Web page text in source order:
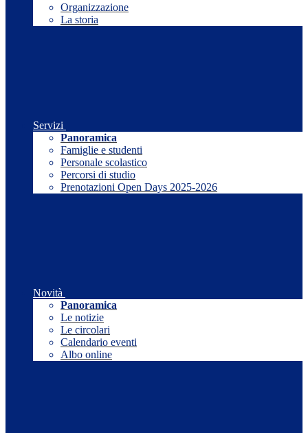
Organizzazione
La storia
Servizi
Panoramica
Famiglie e studenti
Personale scolastico
Percorsi di studio
Prenotazioni Open Days 2025-2026
Novità
Panoramica
Le notizie
Le circolari
Calendario eventi
Albo online